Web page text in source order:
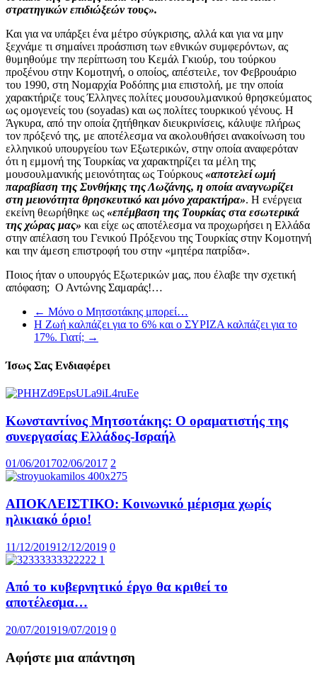
στρατηγικών επιδιώξεών τους».
Και για να υπάρξει ένα μέτρο σύγκρισης, αλλά και για να μην
ξεχνάμε τι σημαίνει προάσπιση των εθνικών συμφερόντων, ας
θυμηθούμε την περίπτωση του Κεμάλ Γκιούρ, του τούρκου
προξένου στην Κομοτηνή, ο οποίος, απέστειλε, τον Φεβρουάριο
του 1990, στη Νομαρχία Ροδόπης μια επιστολή, με την οποία
χαρακτήριζε τους Έλληνες πολίτες μουσουλμανικού θρησκεύματος
ως ομογενείς του (soyadas) και ως πολίτες τουρκικού γένους. H
Άγκυρα, από την οποία ζητήθηκαν διευκρινίσεις, κάλυψε πλήρως
τον πρόξενό της, με αποτέλεσμα να ακολουθήσει ανακοίνωση του
ελληνικού υπουργείου των Εξωτερικών, στην οποία αναφερόταν
ότι η εμμονή της Τουρκίας να χαρακτηρίζει τα μέλη της
μουσουλμανικής μειονότητας ως Tούρκους «αποτελεί ωμή
παραβίαση της Συνθήκης της Λωζάνης, η οποία αναγνωρίζει
στη μειονότητα θρησκευτικό και μόνο χαρακτήρα». H ενέργεια
εκείνη θεωρήθηκε ως «επέμβαση της Tουρκίας στα εσωτερικά
της χώρας μας» και είχε ως αποτέλεσμα να προχωρήσει η Eλλάδα
στην απέλαση του Γενικού Πρόξενου της Tουρκίας στην Kομοτηνή
και την άμεση επιστροφή του στην «μητέρα πατρίδα».
Ποιος ήταν ο υπουργός Εξωτερικών μας, που έλαβε την σχετική
απόφαση; Ο Αντώνης Σαμαράς!…
← Μόνο ο Μητσοτάκης μπορεί…
Η Ζωή καλπάζει για το 6% και ο ΣΥΡΙΖΑ καλπάζει για το
17%. Γιατί; →
Ίσως Σας Ενδιαφέρει
Κωνσταντίνος Μητσοτάκης: Ο οραματιστής της
συνεργασίας Ελλάδος-Ισραήλ
01/06/201702/06/2017 2
ΑΠΟΚΛΕΙΣΤΙΚΟ: Κοινωνικό μέρισμα χωρίς
ηλικιακό όριο!
11/12/201912/12/2019 0
Από το κυβερνητικό έργο θα κριθεί το
αποτέλεσμα…
20/07/201919/07/2019 0
Αφήστε μια απάντηση